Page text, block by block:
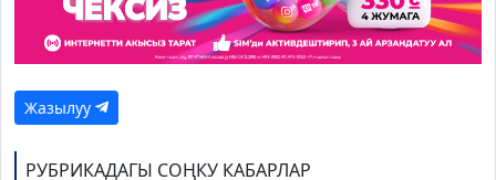
Жазылуу
РУБРИКАДАГЫ СОҢКУ КАБАРЛАР